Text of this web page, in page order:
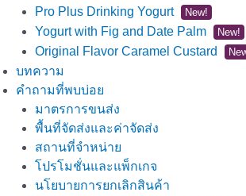
Pro Plus Drinking Yogurt
New!
Yogurt with Fig and Date Palm New!
Original Flavor Caramel Custard
บทความ
คำถามที่พบบ่อย
มาตรการขนส่ง
พื้นที่จัดส่งและค่าจัดส่ง
สถานที่จำหน่าย
โปรโมชั่นและแพ็กเกจ
นโยบายการยกเลิกสินค้า